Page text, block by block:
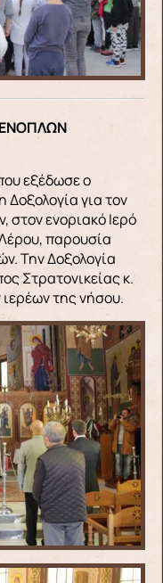
εξέδωσε ο
για τον
ενοριακό Ιερό
παρουσία
Την Δοξολογία
Στρατονικείας κ.
της νήσου.